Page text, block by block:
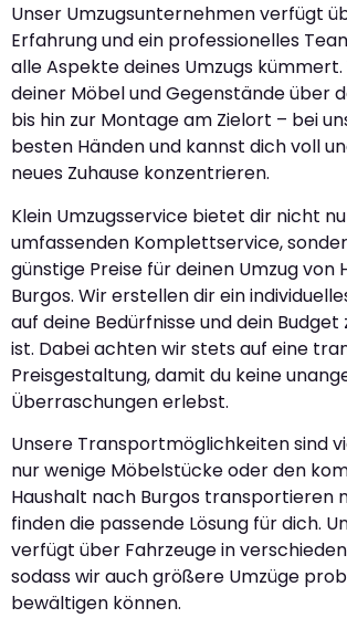
Unser Umzugsunternehmen verfügt
Erfahrung und ein professionelles
alle Aspekte deines Umzugs
deiner Möbel und Gegenstände über
bis hin zur Montage am Zielort – bei
besten Händen und kannst dich voll
neues Zuhause konzentrieren.
Klein Umzugsservice bietet dir nicht
umfassenden Komplettservice,
günstige Preise für deinen Umzug von
Burgos. Wir erstellen dir ein
auf deine Bedürfnisse und dein
ist. Dabei achten wir stets auf eine
Preisgestaltung, damit du keine
Überraschungen erlebst.
Unsere Transportmöglichkeiten sind
nur wenige Möbelstücke oder den
Haushalt nach Burgos transportieren
finden die passende Lösung für dich.
verfügt über Fahrzeuge in
sodass wir auch größere Umzüge
bewältigen können.